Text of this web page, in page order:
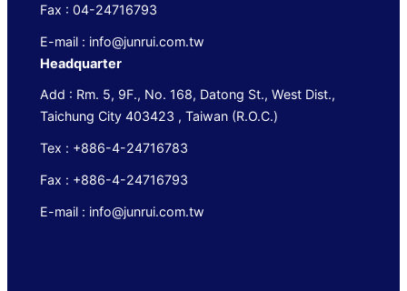
Fax : 04-24716793
E-mail : info@junrui.com.tw
Headquarter
Add : Rm. 5, 9F., No. 168, Datong St., West Dist.,
Taichung City 403423 , Taiwan (R.O.C.)
Tex : +886-4-24716783
Fax : +886-4-24716793
E-mail : info@junrui.com.tw